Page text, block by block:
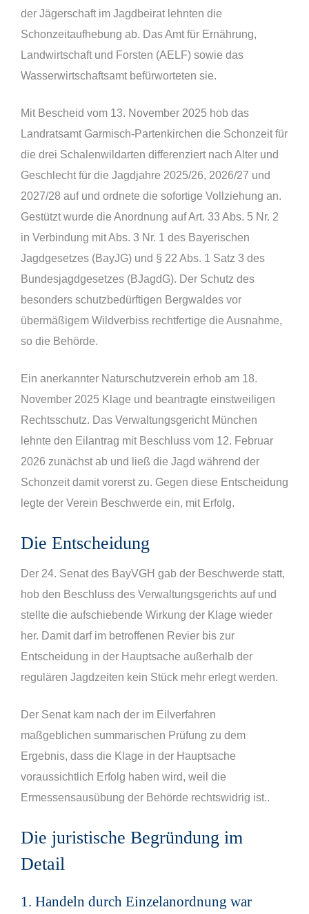
der Jägerschaft im Jagdbeirat lehnten die
Schonzeitaufhebung ab. Das Amt für Ernährung,
Landwirtschaft und Forsten (AELF) sowie das
Wasserwirtschaftsamt befürworteten sie.
Mit Bescheid vom 13. November 2025 hob das
Landratsamt Garmisch-Partenkirchen die Schonzeit für
die drei Schalenwildarten differenziert nach Alter und
Geschlecht für die Jagdjahre 2025/26, 2026/27 und
2027/28 auf und ordnete die sofortige Vollziehung an.
Gestützt wurde die Anordnung auf Art. 33 Abs. 5 Nr. 2
in Verbindung mit Abs. 3 Nr. 1 des Bayerischen
Jagdgesetzes (BayJG) und § 22 Abs. 1 Satz 3 des
Bundesjagdgesetzes (BJagdG). Der Schutz des
besonders schutzbedürftigen Bergwaldes vor
übermäßigem Wildverbiss rechtfertige die Ausnahme,
so die Behörde.
Ein anerkannter Naturschutzverein erhob am 18.
November 2025 Klage und beantragte einstweiligen
Rechtsschutz. Das Verwaltungsgericht München
lehnte den Eilantrag mit Beschluss vom 12. Februar
2026 zunächst ab und ließ die Jagd während der
Schonzeit damit vorerst zu. Gegen diese Entscheidung
legte der Verein Beschwerde ein, mit Erfolg.
Die Entscheidung
Der 24. Senat des BayVGH gab der Beschwerde statt,
hob den Beschluss des Verwaltungsgerichts auf und
stellte die aufschiebende Wirkung der Klage wieder
her. Damit darf im betroffenen Revier bis zur
Entscheidung in der Hauptsache außerhalb der
regulären Jagdzeiten kein Stück mehr erlegt werden.
Der Senat kam nach der im Eilverfahren
maßgeblichen summarischen Prüfung zu dem
Ergebnis, dass die Klage in der Hauptsache
voraussichtlich Erfolg haben wird, weil die
Ermessensausübung der Behörde rechtswidrig ist..
Die juristische Begründung im
Detail
1. Handeln durch Einzelanordnung war